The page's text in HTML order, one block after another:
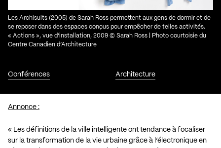
Conférences Architecture
Les Archisuits (2005) de Sarah Ross permettent aux gens de dormir et de
se reposer dans des espaces conçus pour empêcher de telles activités.
« Actions », vue d’installation, 2009 © Sarah Ross | Photo courtoisie du
Centre Canadien d’Architecture
Annonce :
« Les définitions de la ville intelligente ont tendance à focaliser
sur la transformation de la vie urbaine grâce à l’électronique en